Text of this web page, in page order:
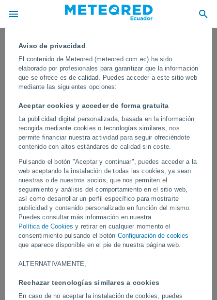
Aviso de privacidad
El contenido de Meteored (meteored.com.ec) ha sido
elaborado por profesionales para garantizar que la información
que se ofrece es de calidad. Puedes acceder a este sitio web
mediante las siguientes opciones:
Aceptar cookies y acceder de forma gratuita
La publicidad digital personalizada, basada en la información
recogida mediante cookies o tecnologías similares, nos
permite financiar nuestra actividad para seguir ofreciéndote
contenido con altos estándares de calidad sin coste.
Pulsando el botón "Aceptar y continuar", puedes acceder a la
web aceptando la instalación de todas las cookies, ya sean
nuestras o de nuestros socios, que nos permiten el
seguimiento y análisis del comportamiento en el sitio web,
así como desarrollar un perfil específico para mostrarte
publicidad y contenido personalizado en función del mismo.
Puedes consultar más información en nuestra
Política de Cookies y retirar en cualquier momento el
consentimiento pulsando el botón Configuración de cookies
que aparece disponible en el pie de nuestra página web.
ALTERNATIVAMENTE,
Rechazar tecnologías similares a cookies
En caso de no aceptar la instalación de cookies, puedes
Un extraño remolino aparece en las
costas de Puerto Escondido, México
Un vórtice hidrodinámico fue registrado en pleno temporal frente a
la Bahía Principal de Puerto Escondido, Oaxaca, sorprendiendo a
visitantes y surfistas.
Vídeos